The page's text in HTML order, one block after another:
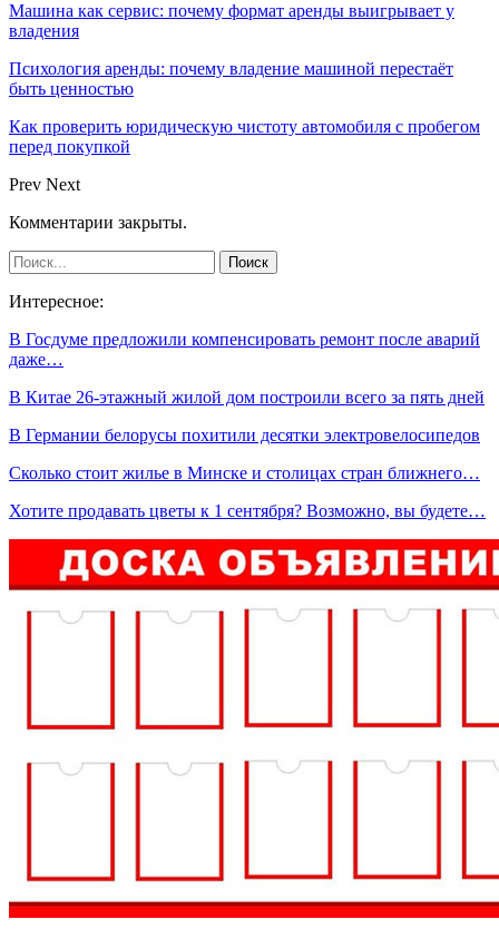
Машина как сервис: почему формат аренды выигрывает у
владения
Психология аренды: почему владение машиной перестаёт
быть ценностью
Как проверить юридическую чистоту автомобиля с пробегом
перед покупкой
Prev Next
Комментарии закрыты.
Интересное:
В Госдуме предложили компенсировать ремонт после аварий
даже…
В Китае 26-этажный жилой дом построили всего за пять дней
В Германии белорусы похитили десятки электровелосипедов
Сколько стоит жилье в Минске и столицах стран ближнего…
Хотите продавать цветы к 1 сентября? Возможно, вы будете…